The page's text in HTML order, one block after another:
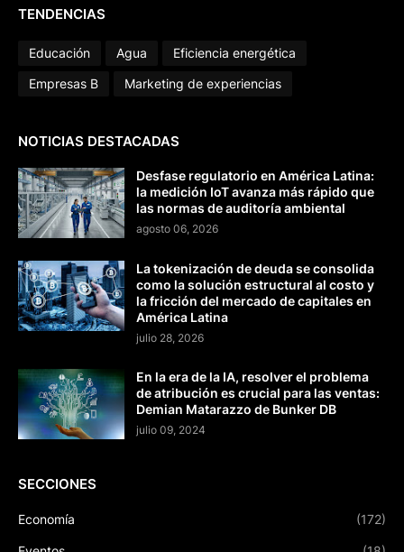
TENDENCIAS
Educación Agua
Eficiencia energética
Empresas B
Marketing de experiencias
NOTICIAS DESTACADAS
Desfase regulatorio en América Latina:
la medición IoT avanza más rápido que
las normas de auditoría ambiental
agosto 06, 2026
La tokenización de deuda se consolida
como la solución estructural al costo y
la fricción del mercado de capitales en
América Latina
julio 28, 2026
En la era de la IA, resolver el problema
de atribución es crucial para las ventas:
Demian Matarazzo de Bunker DB
julio 09, 2024
SECCIONES
Economía (172)